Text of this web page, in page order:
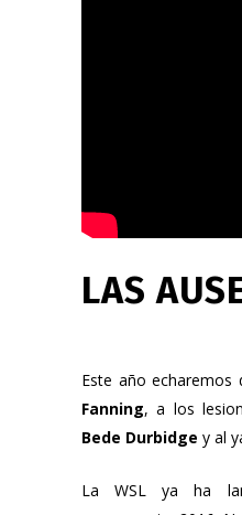
LAS
Este año echaremos
Fanning, a los
Bede Durbidge y al
La WSL ya ha